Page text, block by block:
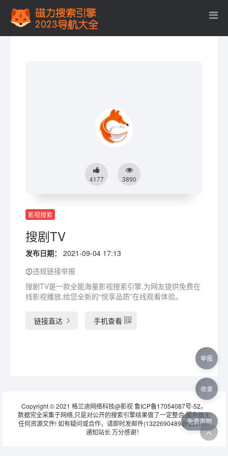
4177 3890
影视搜索
搜剧TV
发布日期：
2021-09-04 17:13
违规链接举报
搜剧TV是一款全能海量影视搜索引擎,为网友提供免费在
线影视播放,给您全新的“悦享品质”在线观看体验。
链接直达 手机查看
Copyright © 2021 格兰迪网络科技@影视鲁ICP备17054087号-52。
数据完全采集于网络,只是对公开的搜索引擎结果做了一定整合,服务器无
任何资源文件! 如有疑问或合作，请即时发邮件(1322690489@qq.com)
通知站长 万分感谢！
免责声明
举报
收录